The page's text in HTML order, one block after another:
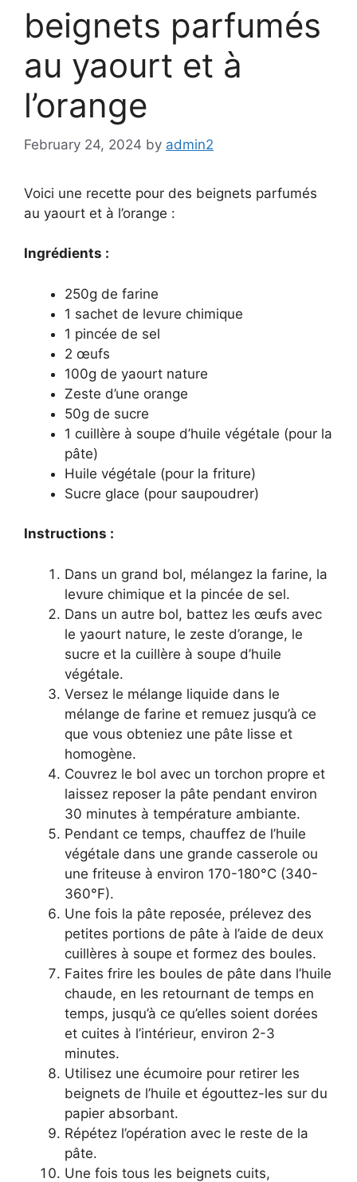
beignets parfumés
au yaourt et à
l’orange
February 24, 2024 by admin2
Voici une recette pour des beignets parfumés
au yaourt et à l’orange :
Ingrédients :
250g de farine
1 sachet de levure chimique
1 pincée de sel
2 œufs
100g de yaourt nature
Zeste d’une orange
50g de sucre
1 cuillère à soupe d’huile végétale (pour la
pâte)
Huile végétale (pour la friture)
Sucre glace (pour saupoudrer)
Instructions :
Dans un grand bol, mélangez la farine, la
levure chimique et la pincée de sel.
Dans un autre bol, battez les œufs avec
le yaourt nature, le zeste d’orange, le
sucre et la cuillère à soupe d’huile
végétale.
Versez le mélange liquide dans le
mélange de farine et remuez jusqu’à ce
que vous obteniez une pâte lisse et
homogène.
Couvrez le bol avec un torchon propre et
laissez reposer la pâte pendant environ
30 minutes à température ambiante.
Pendant ce temps, chauffez de l’huile
végétale dans une grande casserole ou
une friteuse à environ 170-180°C (340-
360°F).
Une fois la pâte reposée, prélevez des
petites portions de pâte à l’aide de deux
cuillères à soupe et formez des boules.
Faites frire les boules de pâte dans l’huile
chaude, en les retournant de temps en
temps, jusqu’à ce qu’elles soient dorées
et cuites à l’intérieur, environ 2-3
minutes.
Utilisez une écumoire pour retirer les
beignets de l’huile et égouttez-les sur du
papier absorbant.
Répétez l’opération avec le reste de la
pâte.
Une fois tous les beignets cuits,